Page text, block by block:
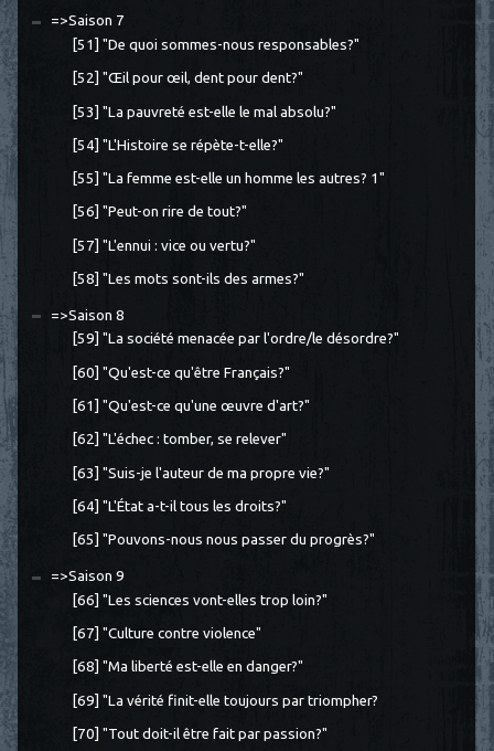
=>Saison 7
[51] "De quoi sommes-nous responsables?"
[52] "Œil pour œil, dent pour dent?"
[53] "La pauvreté est-elle le mal absolu?"
[54] "L'Histoire se répète-t-elle?"
[55] "La femme est-elle un homme les autres? 1"
[56] "Peut-on rire de tout?"
[57] "L'ennui : vice ou vertu?"
[58] "Les mots sont-ils des armes?"
=>Saison 8
[59] "La société menacée par l'ordre/le désordre?"
[60] "Qu'est-ce qu'être Français?"
[61] "Qu'est-ce qu'une œuvre d'art?"
[62] "L'échec : tomber, se relever"
[63] "Suis-je l'auteur de ma propre vie?"
[64] "L'État a-t-il tous les droits?"
[65] "Pouvons-nous nous passer du progrès?"
=>Saison 9
[66] "Les sciences vont-elles trop loin?"
[67] "Culture contre violence"
[68] "Ma liberté est-elle en danger?"
[69] "La vérité finit-elle toujours par triompher?
[70] "Tout doit-il être fait par passion?"